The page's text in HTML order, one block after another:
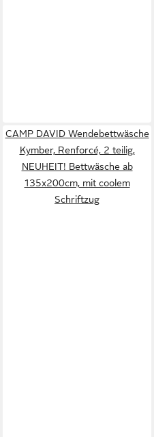
CAMP DAVID Wendebettwäsche
Kymber, Renforcé, 2 teilig,
NEUHEIT! Bettwäsche ab
135x200cm, mit coolem
Schriftzug